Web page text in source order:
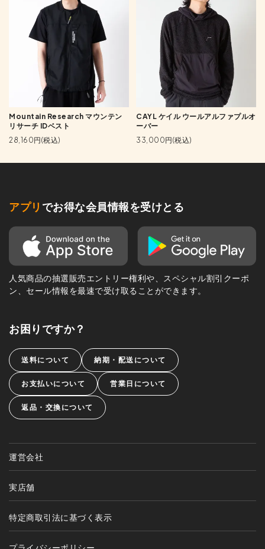
Mountain Research マウンテン
リサーチ IDベスト
28,160円(税込)
CAYL ケイル ウールアルファプルオ
ーバー
33,000円(税込)
アプリ でお得な会員情報を受けとる
人気商品の抽選販売エントリー権利や、スペシャル割引クーポ
ン、セール情報を最速で受け取ることができます。
お困りですか？
送料について 納期・配送について
お支払いについて 営業日について
返品・交換について
運営会社
実店舗
特定商取引法に基づく表示